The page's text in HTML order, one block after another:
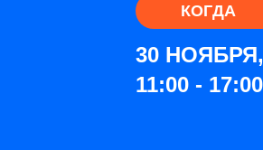
30
11:00 - 17:00
КОГДА